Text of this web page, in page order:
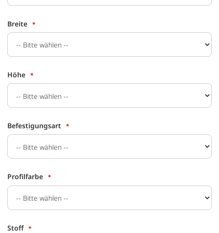
Breite
Höhe
Befestigungsart
Profilfarbe
Stoff